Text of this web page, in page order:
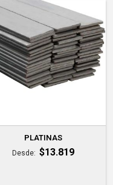
PLATINAS
Desde $13.819